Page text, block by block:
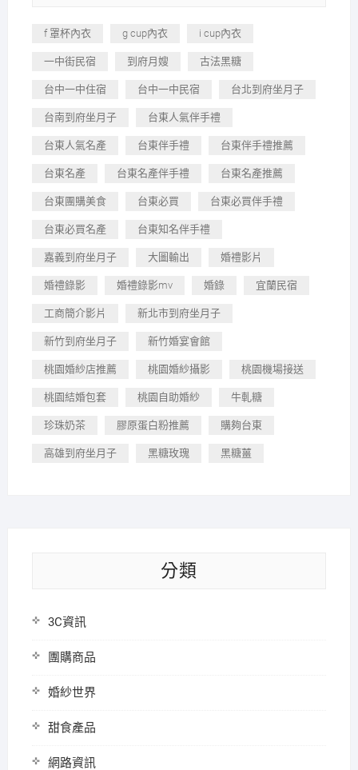
f 罩杯內衣 g cup內衣 i cup內衣
一中街民宿 到府月嫂 古法黑糖
台中一中住宿 台中一中民宿 台北到府坐月子
台南到府坐月子 台東人氣伴手禮
台東人氣名產 台東伴手禮 台東伴手禮推薦
台東名產 台東名產伴手禮 台東名產推薦
台東團購美食 台東必買 台東必買伴手禮
台東必買名產 台東知名伴手禮
嘉義到府坐月子 大圖輸出 婚禮影片
婚禮錄影 婚禮錄影mv 婚錄 宜蘭民宿
工商簡介影片 新北市到府坐月子
新竹到府坐月子 新竹婚宴會館
桃園婚紗店推薦 桃園婚紗攝影 桃園機場接送
桃園結婚包套 桃園自助婚紗 牛軋糖
珍珠奶茶 膠原蛋白粉推薦 購夠台東
高雄到府坐月子 黑糖玫瑰 黑糖薑
分類
3C資訊
團購商品
婚紗世界
甜食產品
網路資訊